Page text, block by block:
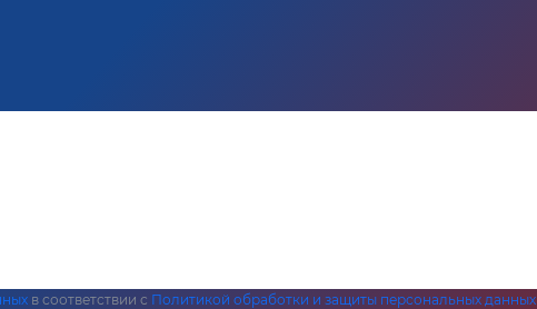
в соответствии с Политикой обработки и защиты персональных данных